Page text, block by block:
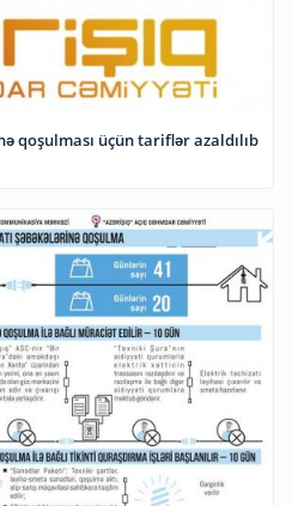
qoşulması üçün tariflər azaldılıb